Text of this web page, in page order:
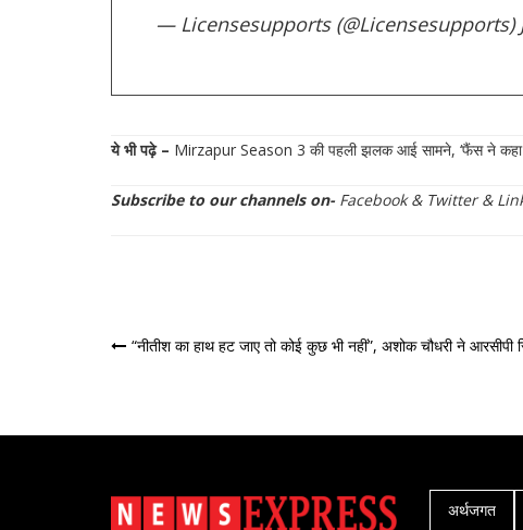
— Licensesupports (@Licensesupports)
ये भी पढ़े – Mirzapur Season 3 की पहली झलक आई सामने, ‘फैंस ने कहा
Subscribe to our channels on- Facebook& Twitter&
पोस्ट
“नीतीश का हाथ हट जाए तो कोई कुछ भी नहीं”, अशोक चौधरी ने
अर्थजगत